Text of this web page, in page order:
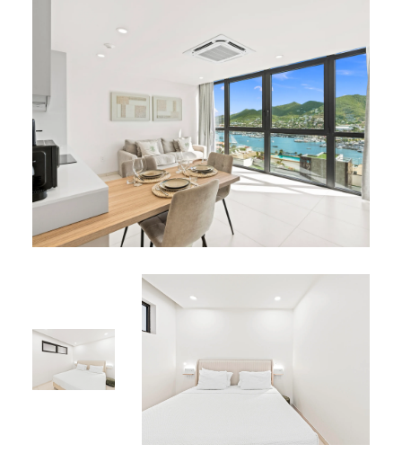
Balcon privé avec vue sur le lagon, idéal pour se
détendre et admirer la brise caribéenne
Avantages Résidentiels
Services :
Entièrement climatisé
Wi-Fi haut débit
Télévision à écran plat
Parking sécurisé
Équipements Partagés :
Piscine rooftop
Jacuzzi rooftop
Zone piscine « Comfort, Modernity & Garden »
Emplacement Idéal
Situé à Simpson Bay, à proximité des plages, restaurants,